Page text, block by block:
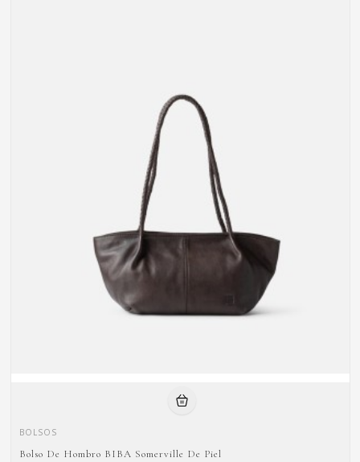
BOLSOS
Bolso De Hombro BIBA Somerville De Piel